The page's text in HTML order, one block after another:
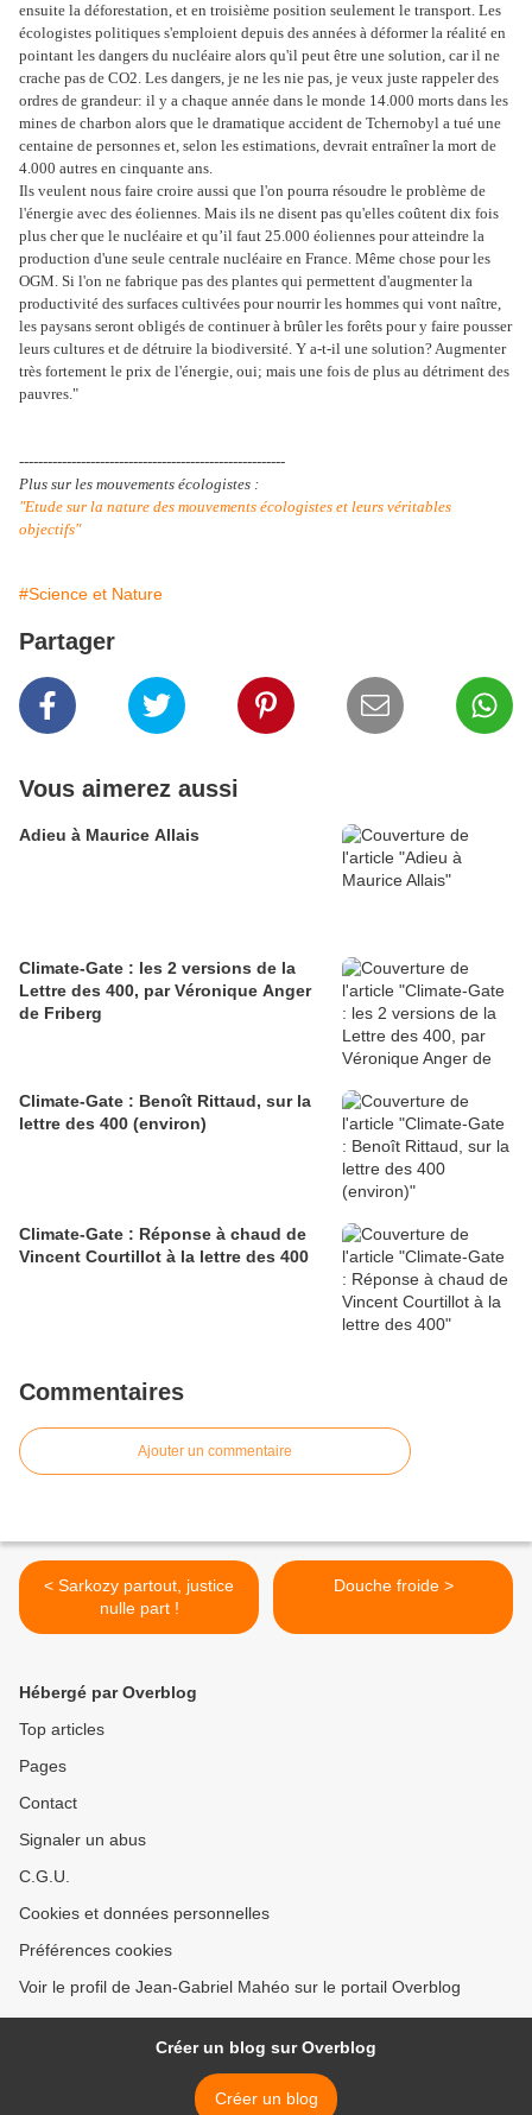
ensuite la déforestation, et en troisième position seulement le transport. Les
écologistes politiques s'emploient depuis des années à déformer la réalité en
pointant les dangers du nucléaire alors qu'il peut être une solution, car il ne
crache pas de CO2. Les dangers, je ne les nie pas, je veux juste rappeler des
ordres de grandeur: il y a chaque année dans le monde 14.000 morts dans les
mines de charbon alors que le dramatique accident de Tchernobyl a tué une
centaine de personnes et, selon les estimations, devrait entraîner la mort de
4.000 autres en cinquante ans.
Ils veulent nous faire croire aussi que l'on pourra résoudre le problème de
l'énergie avec des éoliennes. Mais ils ne disent pas qu'elles coûtent dix fois
plus cher que le nucléaire et qu’il faut 25.000 éoliennes pour atteindre la
production d'une seule centrale nucléaire en France. Même chose pour les
OGM. Si l'on ne fabrique pas des plantes qui permettent d'augmenter la
productivité des surfaces cultivées pour nourrir les hommes qui vont naître,
les paysans seront obligés de continuer à brûler les forêts pour y faire pousser
leurs cultures et de détruire la biodiversité. Y a-t-il une solution? Augmenter
très fortement le prix de l'énergie, oui; mais une fois de plus au détriment des
pauvres."
--------------------------------------------------------
Plus sur les mouvements écologistes :
"Etude sur la nature des mouvements écologistes et leurs véritables
objectifs"
#Science et Nature
Partager
Vous aimerez aussi
Adieu à Maurice Allais
Climate-Gate : les 2 versions de la
Lettre des 400, par Véronique Anger
de Friberg
Climate-Gate : Benoît Rittaud, sur la
lettre des 400 (environ)
Climate-Gate : Réponse à chaud de
Vincent Courtillot à la lettre des 400
Commentaires
Ajouter un commentaire
< Sarkozy partout, justice
nulle part !
Douche froide >
Hébergé par Overblog
Top articles
Pages
Contact
Signaler un abus
C.G.U.
Cookies et données personnelles
Préférences cookies
Voir le profil de Jean-Gabriel Mahéo sur le portail Overblog
Créer un blog sur Overblog
Créer un blog